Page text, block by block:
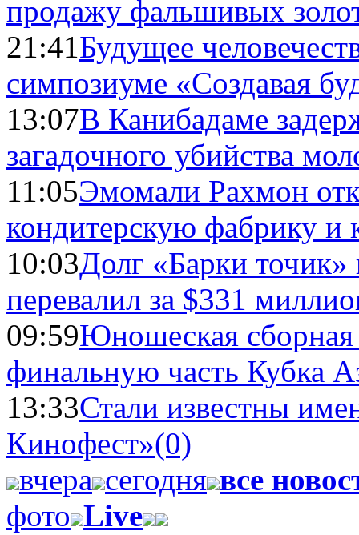
продажу фальшивых
21:41Будущее
симпозиуме «Создавая
13:07В Канибадаме
загадочного убийства
11:05Эмомали Рахмон
кондитерскую фабрику и
10:03Долг «Барки
перевалил за $331
09:59Юношеская
финальную часть Кубка
13:33Стали известны
Кинофест»(0)
вчера сегодня все
фото Live